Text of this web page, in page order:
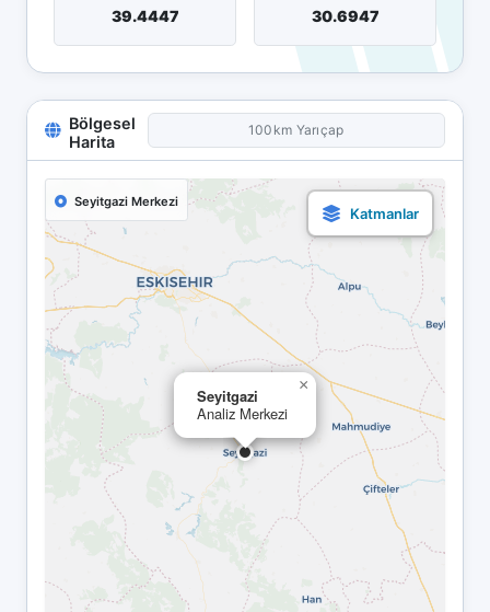
39.4447 30.6947
Bölgesel
Harita
100km Yarıçap
Seyitgazi
Analiz Merkezi
×
Seyitgazi Merkezi